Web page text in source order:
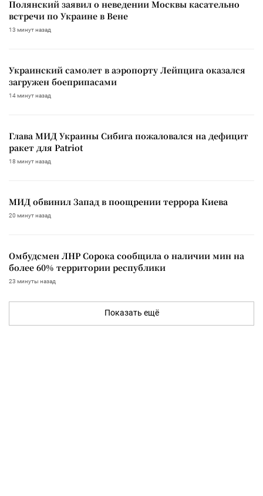
Полянский заявил о неведении Москвы касательно
встречи по Украине в Вене
13 минут назад
Украинский самолет в аэропорту Лейпцига оказался
загружен боеприпасами
14 минут назад
Глава МИД Украины Сибига пожаловался на дефицит
ракет для Patriot
18 минут назад
МИД обвинил Запад в поощрении террора Киева
20 минут назад
Омбудсмен ЛНР Сорока сообщила о наличии мин на
более 60% территории республики
23 минуты назад
Показать ещё